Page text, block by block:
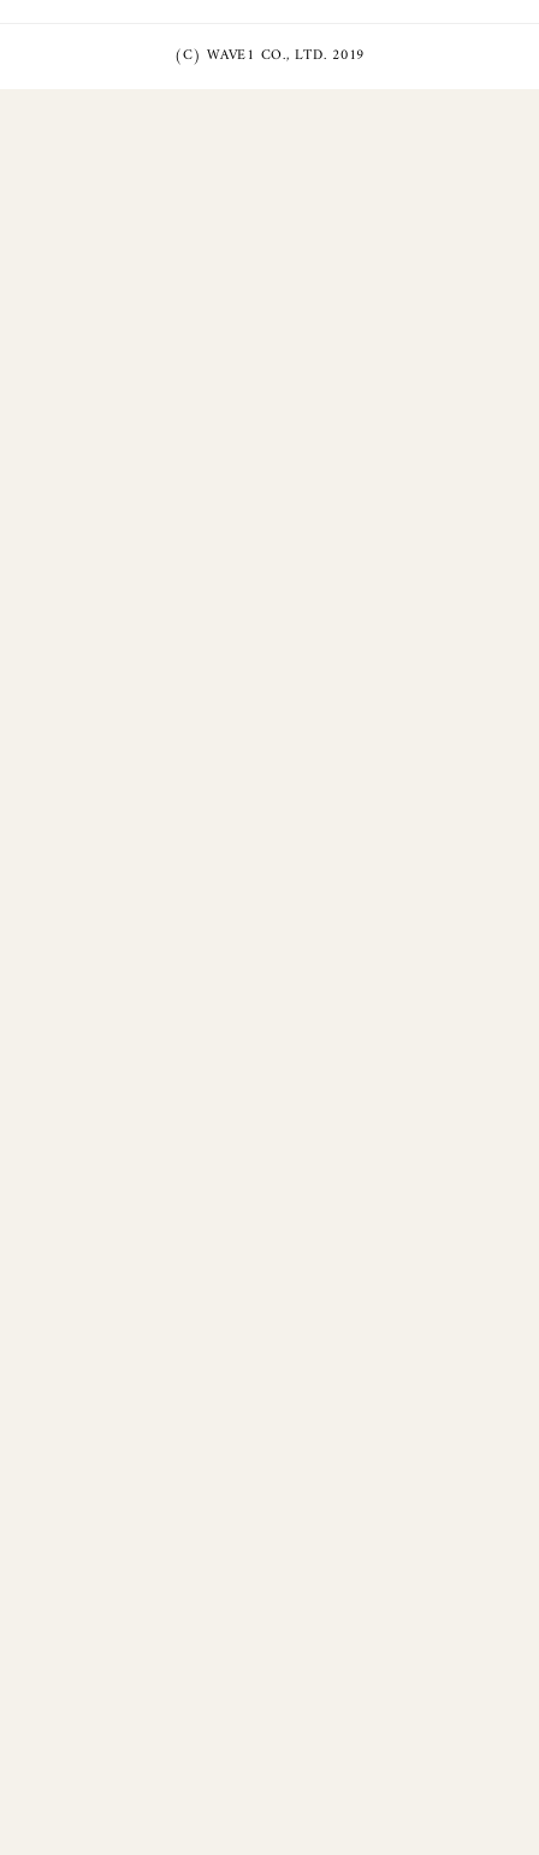
(C) WAVE1 CO., LTD. 2019